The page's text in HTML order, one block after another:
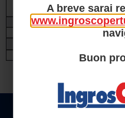
A breve sarai
Buon